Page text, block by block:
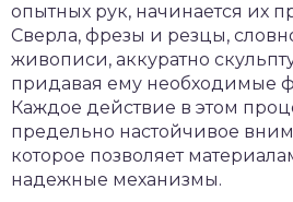
опытных рук, начинается их
Сверла, фрезы и резцы,
живописи, аккуратно
придавая ему необходимые
Каждое действие в этом
предельно настойчивое
которое позволяет
надежные механизмы.